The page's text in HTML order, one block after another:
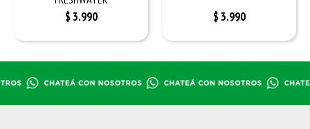
$ 3.990 $ 3.990